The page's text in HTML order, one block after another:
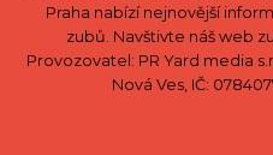
Praha nabízí nejnovější
zubů. Navštivte náš web
Provozovatel: PR Yard media
Nová Ves, IČ: